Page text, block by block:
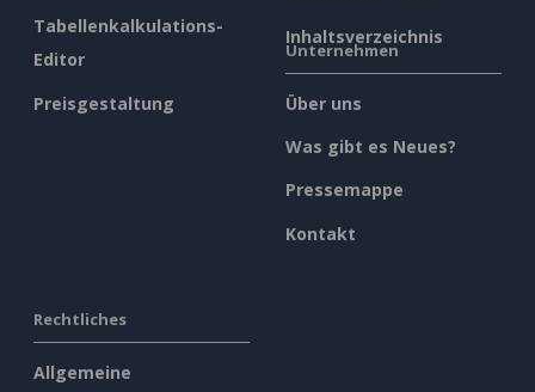
Tabellenkalkulations-
Editor
Preisgestaltung
Inhaltsverzeichnis
Unternehmen
Über uns
Was gibt es Neues?
Pressemappe
Kontakt
Rechtliches
Allgemeine